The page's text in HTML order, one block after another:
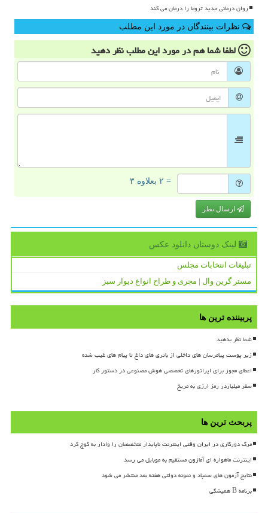
روان درمانی جدید تروما را درمان می کند
نظرات بینندگان در مورد این مطلب
لطفا شما همدر مورد این مطلبنظر دهید
= ۲ بعلاوه ۳
ارسال نظر
لینک دوستان دانلود عكس
تبلیغات انتخابات مجلس
مستر گرین وال | مجری و طراح انواع دیوار سبز
پربیننده ترین ها
شما نظر بدهید
زیر پوست پیامرسان های داخلی از باتری های داغ تا پیام های غیب شده
اعطای مجوز برای اپراتورهای تخصصی هوش مصنوعی در دستور کار
سفر میلیاردر رمز ارزی به مریخ
پربحث ترین ها
مرگ دورکاری در ایران وقتی اینترنت ناپایدار متخصصان را وادار به کوچ کرد
اینترنت ماهواره ای آمازون مستقیم به موبایل می رسد
نتایج آزمون های سمپاد و نمونه دولتی هفته بعد منتشر می شود
برنامه B همیشگی